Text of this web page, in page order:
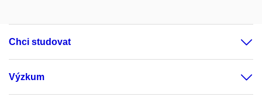
Chci studovat
Výzkum